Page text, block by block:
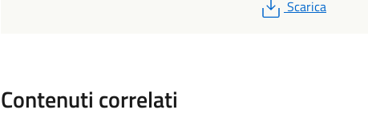
PDF
Scarica
Contenuti correlati